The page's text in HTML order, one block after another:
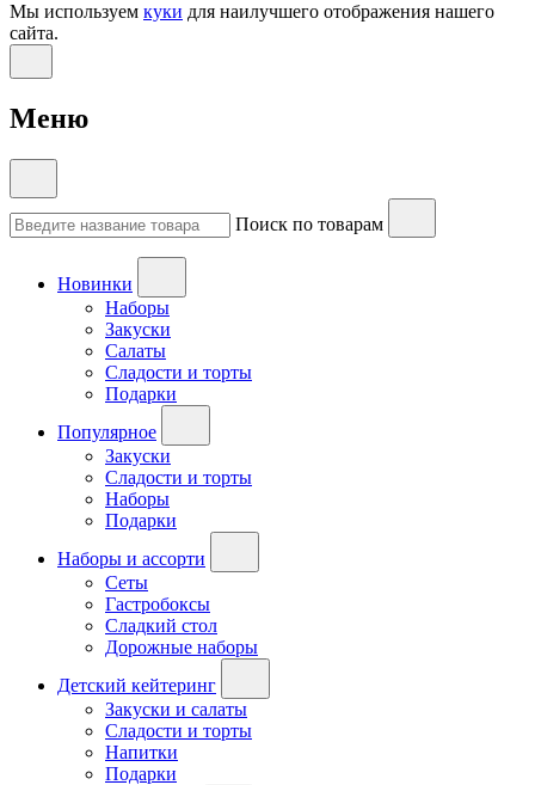
Мы используем куки для наилучшего отображения нашего
сайта.
Меню
Поиск по товарам
Новинки
Наборы
Закуски
Салаты
Сладости и торты
Подарки
Популярное
Закуски
Сладости и торты
Наборы
Подарки
Наборы и ассорти
Сеты
Гастробоксы
Сладкий стол
Дорожные наборы
Детский кейтеринг
Закуски и салаты
Сладости и торты
Напитки
Подарки